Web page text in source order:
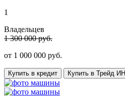
1
Владельцев
1 300 000 руб.
от 1 000 000 руб.
Купить в кредит Купить в Трейд ИН